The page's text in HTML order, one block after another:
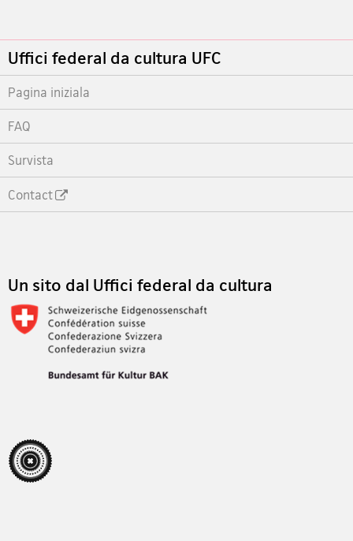
Footer
Uffici federal da cultura UFC
Pagina iniziala
FAQ
Survista
Contact
Un sito dal Uffici federal da cultura